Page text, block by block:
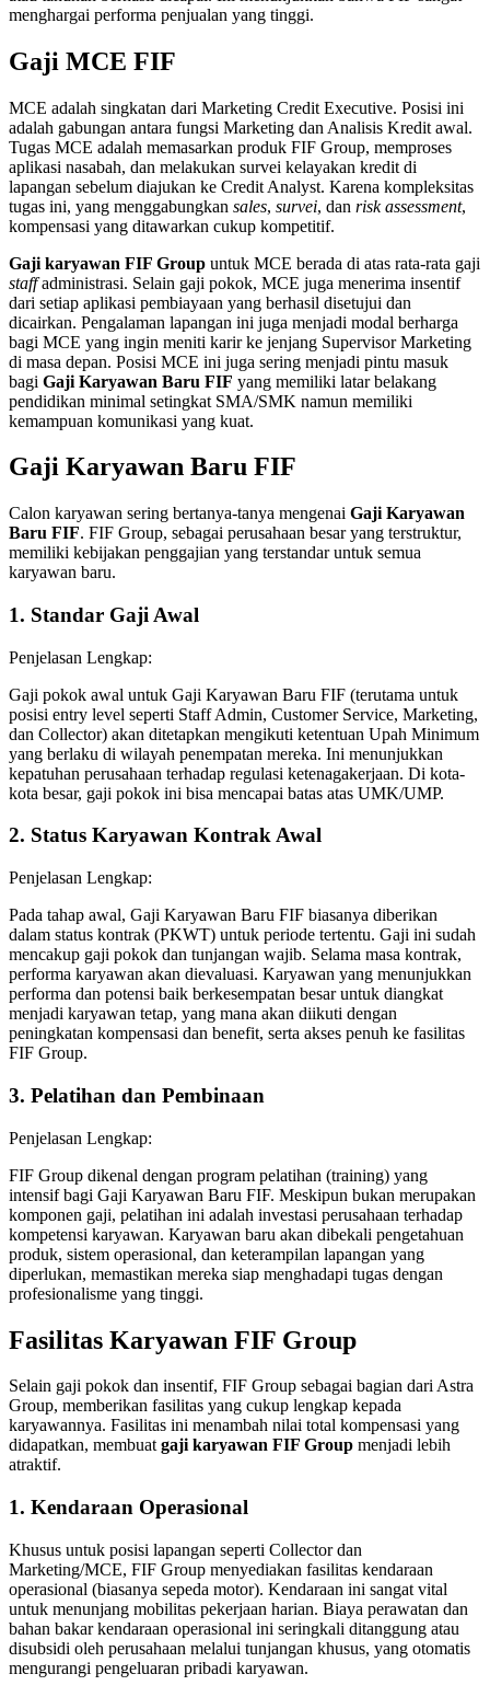
menghargai performa penjualan yang tinggi.
Gaji MCE FIF
MCE adalah singkatan dari Marketing Credit Executive. Posisi ini
adalah gabungan antara fungsi Marketing dan Analisis Kredit awal.
Tugas MCE adalah memasarkan produk FIF Group, memproses
aplikasi nasabah, dan melakukan survei kelayakan kredit di
lapangan sebelum diajukan ke Credit Analyst. Karena kompleksitas
tugas ini, yang menggabungkan sales, survei, dan risk assessment,
kompensasi yang ditawarkan cukup kompetitif.
Gaji karyawan FIF Group untuk MCE berada di atas rata-rata gaji
staffadministrasi. Selain gaji pokok, MCE juga menerima insentif
dari setiap aplikasi pembiayaan yang berhasil disetujui dan
dicairkan. Pengalaman lapangan ini juga menjadi modal berharga
bagi MCE yang ingin meniti karir ke jenjang Supervisor Marketing
di masa depan. Posisi MCE ini juga sering menjadi pintu masuk
bagi Gaji Karyawan Baru FIF yang memiliki latar belakang
pendidikan minimal setingkat SMA/SMK namun memiliki
kemampuan komunikasi yang kuat.
Gaji Karyawan Baru FIF
Calon karyawan sering bertanya-tanya mengenai Gaji Karyawan
Baru FIF. FIF Group, sebagai perusahaan besar yang terstruktur,
memiliki kebijakan penggajian yang terstandar untuk semua
karyawan baru.
1. Standar Gaji Awal
Penjelasan Lengkap:
Gaji pokok awal untuk Gaji Karyawan Baru FIF (terutama untuk
posisi entry level seperti Staff Admin, Customer Service, Marketing,
dan Collector) akan ditetapkan mengikuti ketentuan Upah Minimum
yang berlaku di wilayah penempatan mereka. Ini menunjukkan
kepatuhan perusahaan terhadap regulasi ketenagakerjaan. Di kota-
kota besar, gaji pokok ini bisa mencapai batas atas UMK/UMP.
2. Status Karyawan Kontrak Awal
Penjelasan Lengkap:
Pada tahap awal, Gaji Karyawan Baru FIF biasanya diberikan
dalam status kontrak (PKWT) untuk periode tertentu. Gaji ini sudah
mencakup gaji pokok dan tunjangan wajib. Selama masa kontrak,
performa karyawan akan dievaluasi. Karyawan yang menunjukkan
performa dan potensi baik berkesempatan besar untuk diangkat
menjadi karyawan tetap, yang mana akan diikuti dengan
peningkatan kompensasi dan benefit, serta akses penuh ke fasilitas
FIF Group.
3. Pelatihan dan Pembinaan
Penjelasan Lengkap:
FIF Group dikenal dengan program pelatihan (training) yang
intensif bagi Gaji Karyawan Baru FIF. Meskipun bukan merupakan
komponen gaji, pelatihan ini adalah investasi perusahaan terhadap
kompetensi karyawan. Karyawan baru akan dibekali pengetahuan
produk, sistem operasional, dan keterampilan lapangan yang
diperlukan, memastikan mereka siap menghadapi tugas dengan
profesionalisme yang tinggi.
Fasilitas Karyawan FIF Group
Selain gaji pokok dan insentif, FIF Group sebagai bagian dari Astra
Group, memberikan fasilitas yang cukup lengkap kepada
karyawannya. Fasilitas ini menambah nilai total kompensasi yang
didapatkan, membuatgaji karyawan FIF Group menjadi lebih
atraktif.
1. Kendaraan Operasional
Khusus untuk posisi lapangan seperti Collector dan
Marketing/MCE, FIF Group menyediakan fasilitas kendaraan
operasional (biasanya sepeda motor). Kendaraan ini sangat vital
untuk menunjang mobilitas pekerjaan harian. Biaya perawatan dan
bahan bakar kendaraan operasional ini seringkali ditanggung atau
disubsidi oleh perusahaan melalui tunjangan khusus, yang otomatis
mengurangi pengeluaran pribadi karyawan.